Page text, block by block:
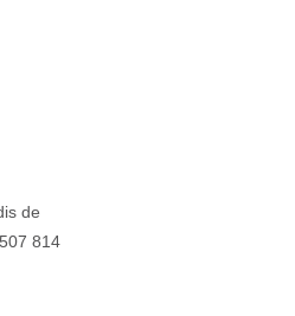
de
814